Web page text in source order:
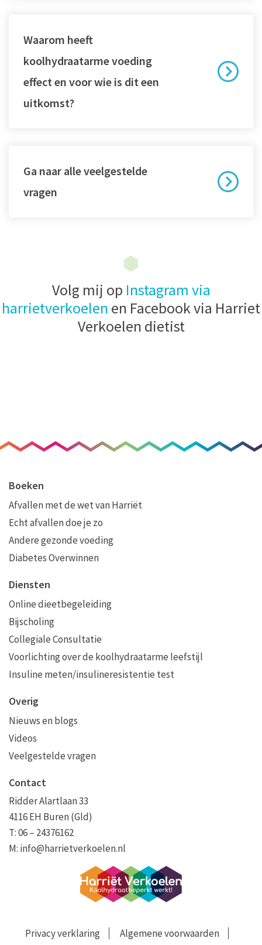
Waarom heeft
koolhydraatarme voeding
effect en voor wie is dit een
uitkomst?
Ga naar alle veelgestelde
vragen
Volg mij op Instagram via
harrietverkoelen en Facebook via Harriet
Verkoelen dietist
Boeken
Afvallen met de wet van Harriët
Echt afvallen doe je zo
Andere gezonde voeding
Diabetes Overwinnen
Diensten
Online dieetbegeleiding
Bijscholing
Collegiale Consultatie
Voorlichting over de koolhydraatarme leefstijl
Insuline meten/insulineresistentie test
Overig
Nieuws en blogs
Videos
Veelgestelde vragen
Contact
Ridder Alartlaan 33
4116 EH Buren (Gld)
T: 06 – 24376162
M: info@harrietverkoelen.nl
Privacy verklaring
Algemene voorwaarden